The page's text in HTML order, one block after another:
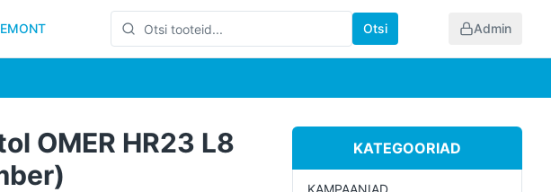
Otsi Admin
OMER HR23 L8
KATEGOORIAD
KAMPAANIAD